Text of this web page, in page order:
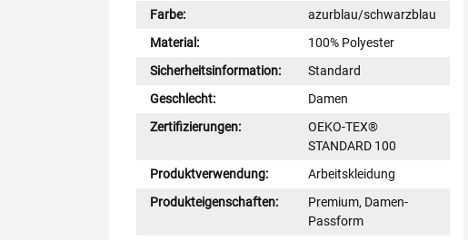
Farbe:
azurblau/schwarzblau
Material:
100% Polyester
Sicherheitsinformation:
Standard
Geschlecht:
Damen
Zertifizierungen:
OEKO-TEX®
STANDARD 100
Produktverwendung:
Arbeitskleidung
Produkteigenschaften:
Premium, Damen-
Passform